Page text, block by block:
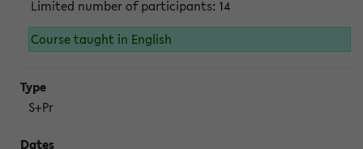
Limited number of participants: 14
Course taught in English
S+Pr